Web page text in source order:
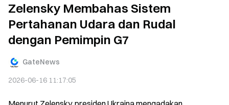
Zelensky Membahas Sistem
Pertahanan Udara dan Rudal
dengan Pemimpin G7
GateNews
2026-06-16 11:17:05